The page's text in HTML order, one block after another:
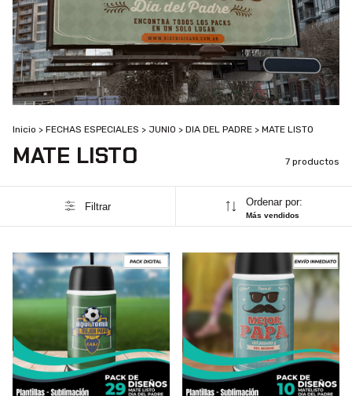
Inicio > FECHAS ESPECIALES > JUNIO > DIA DEL PADRE > MATE LISTO
MATE LISTO 7 productos
Filtrar Ordenar por:
Más vendidos